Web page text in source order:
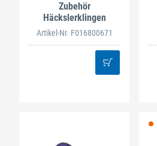
Zubehör
Häckslerklingen
Artikel-Nr. F016800671